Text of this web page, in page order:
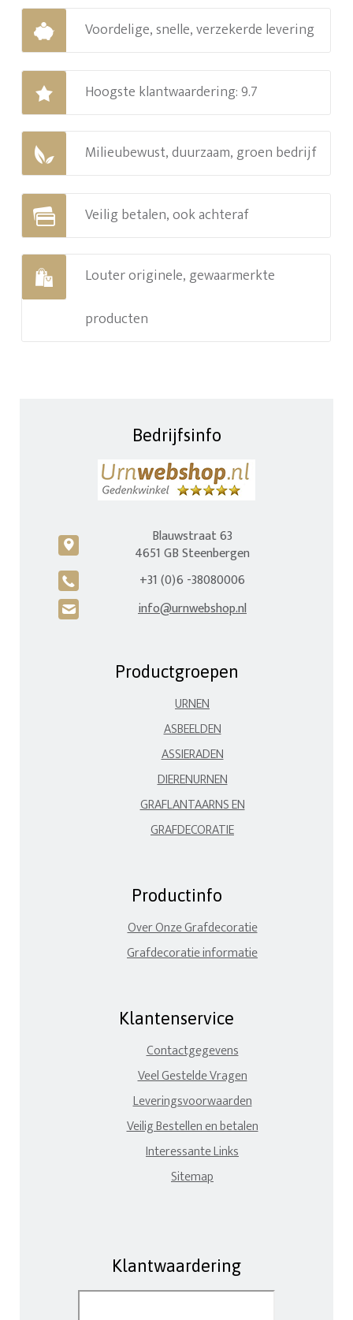
Voordelige, snelle, verzekerde levering
Hoogste klantwaardering: 9.7
Milieubewust, duurzaam, groen bedrijf
Veilig betalen, ook achteraf
Louter originele, gewaarmerkte
producten
Bedrijfsinfo
c
Blauwstraat 63
4651 GB Steenbergen
A +31 (0)6 -38080006
H info@urnwebshop.nl
Productgroepen
URNEN
ASBEELDEN
ASSIERADEN
DIERENURNEN
GRAFLANTAARNS EN
GRAFDECORATIE
Productinfo
Over Onze Grafdecoratie
Grafdecoratie informatie
Klantenservice
Contactgegevens
Veel Gestelde Vragen
Leveringsvoorwaarden
Veilig Bestellen en betalen
Interessante Links
Sitemap
Klantwaardering